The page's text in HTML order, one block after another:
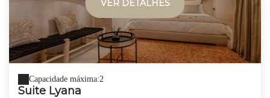
VER DETALHES
Capacidade máxima:2
Suite Lyana